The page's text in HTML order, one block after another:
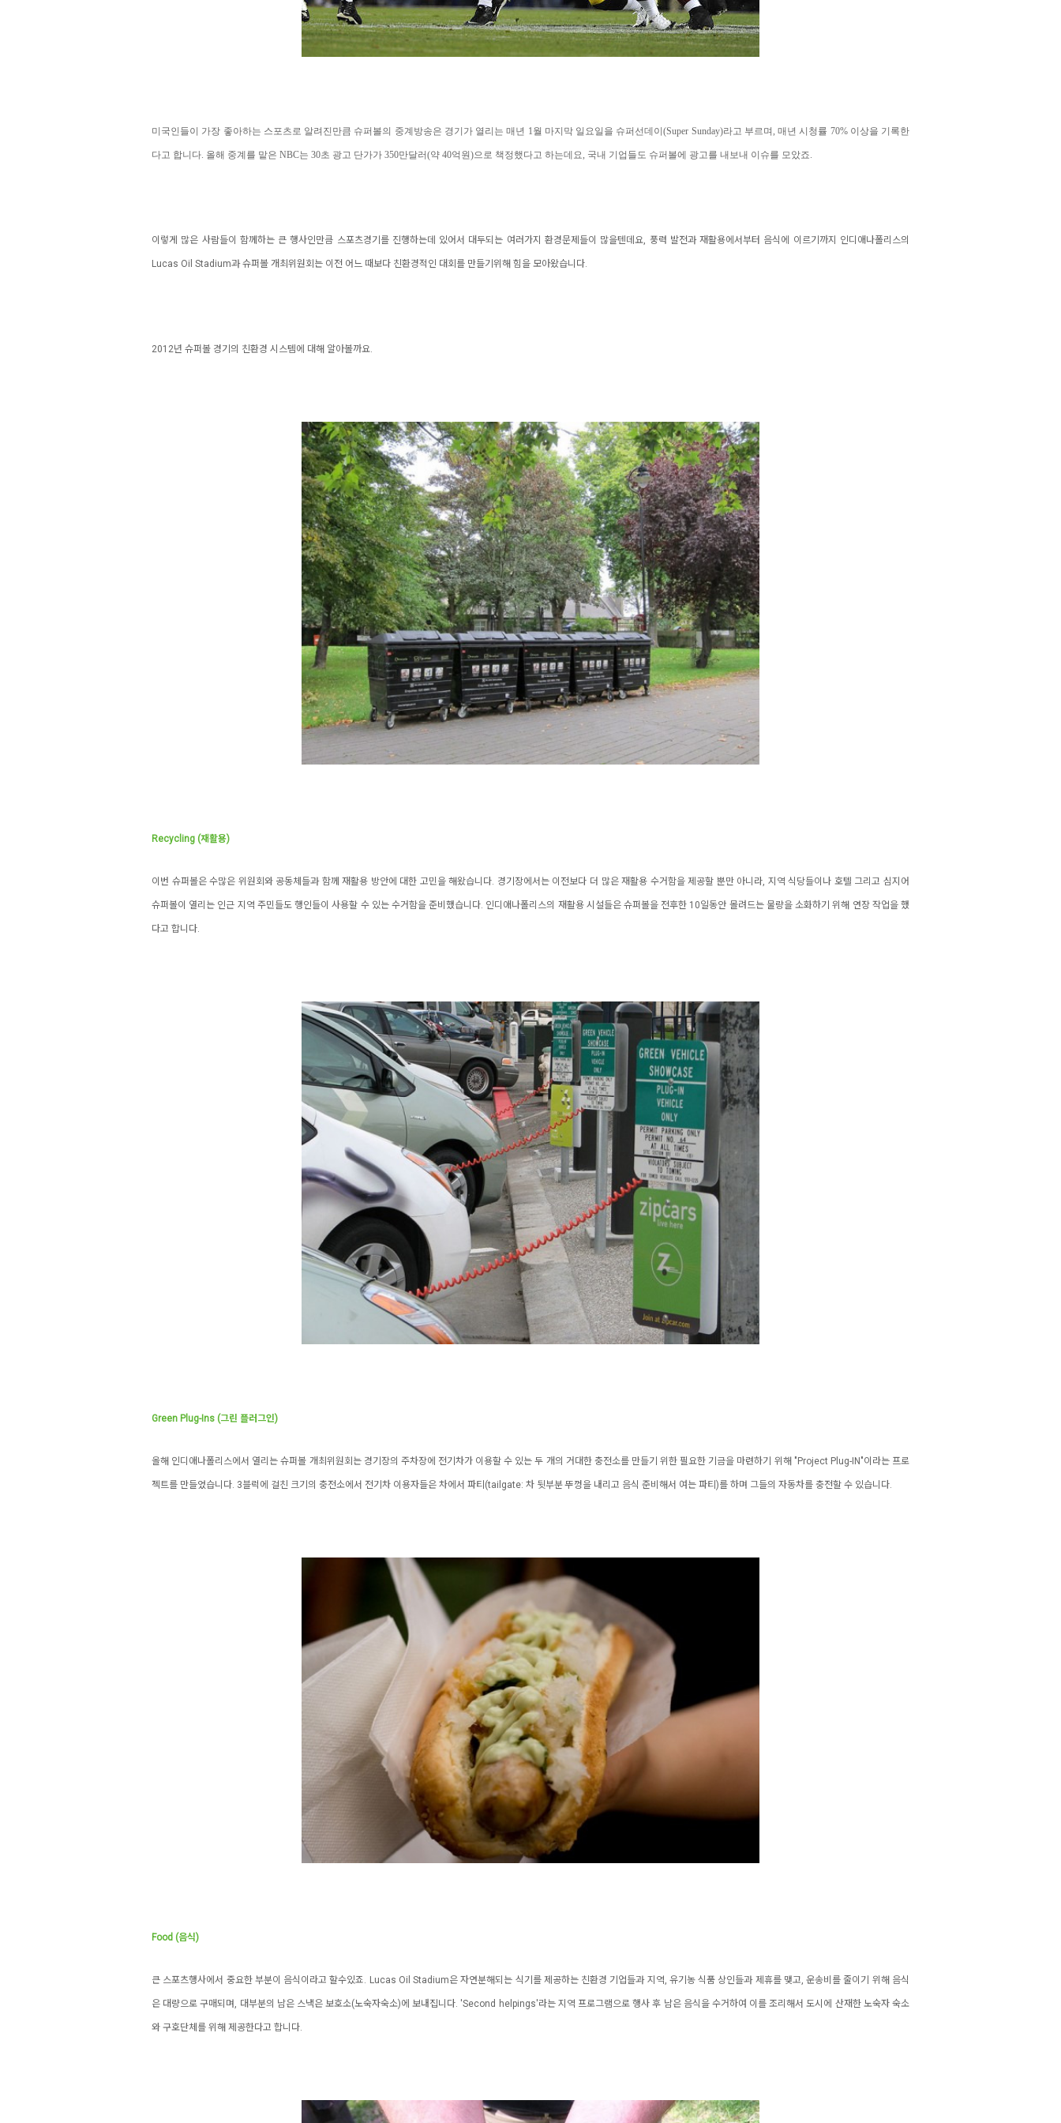
미국인 들이 가장 좋아하는 스포츠로 알려진만큼 슈퍼볼의 중계방송은 경기가 열리는 매년 1월 마지막 일요일을 슈퍼선데이(Super Sunday)라고 부르며, 매년 시청률 70% 이상을 기록한
다고 합니다. 올해 중계를 맡은 NBC는 30초 광고 단가가 350만달러(약 40억원)으로 책정했다고 하는데요, 국내 기업들도 슈퍼볼에 광고를 내보내 이슈를 모았죠.
이렇게 많은 사람들이 함께하는 큰 행사인만큼 스포츠경기를 진행하는데 있어서 대두되는 여러가지 환경문제들이 많을텐데요, 풍력 발전과 재활용에서부터 음식에 이르기까지 인디애나폴리스의
Lucas Oil Stadium과 슈퍼볼 개최위원회는 이전 어느 때보다 친환경적인 대회를 만들기위해 힘을 모아왔습니다.
2012년 슈퍼볼 경기의 친환경 시스템에 대해 알아볼까요.
Recycling (재활용)
이번 슈퍼볼은 수많은 위원회와 공동체들과 함께 재활용 방안에 대한 고민을 해왔습니다. 경기장에서는 이전보다 더 많은 재활용 수거함을 제공할 뿐만 아니라, 지역 식당들이나 호텔 그리고 심지어
슈퍼볼이 열리는 인근 지역 주민들도 행인들이 사용할 수 있는 수거함을 준비했습니다. 인디애나폴리스의 재활용 시설들은 슈퍼볼을 전후한 10일동안 몰려드는 물량을 소화하기 위해 연장 작업을 했
다고 합니다.
Green Plug-Ins (그린 플러그인)
올해 인디애나폴리스에서 열리는 슈퍼볼 개최위원회는 경기장의 주차장에 전기차가 이용할 수 있는 두 개의 거대한 충전소를 만들기 위한 필요한 기금을 마련하기 위해 "Project Plug-IN"이라는 프로
젝트를 만들었습니다. 3블럭에 걸친 크기의 충전소에서 전기차 이용자들은 차에서 파티(tailgate: 차 뒷부분 뚜껑을 내리고 음식 준비해서 여는 파티)를 하며 그들의 자동차를 충전할 수 있습니다.
Food (음식)
큰 스포츠행사에서 중요한 부분이 음식이라고 할수있죠. Lucas Oil Stadium은 자연분해되는 식기를 제공하는 친환경 기업들과 지역, 유기농 식품 상인들과 제휴를 맺고, 운송비를 줄이기 위해 음식
은 대량으로 구매되며, 대부분의 남은 스낵은 보호소(노숙자숙소)에 보내집니다. 'Second helpings'라는 지역 프로그램으로 행사 후 남은 음식을 수거하여 이를 조리해서 도시에 산재한 노숙자 숙소
와 구호단체를 위해 제공한다고 합니다.